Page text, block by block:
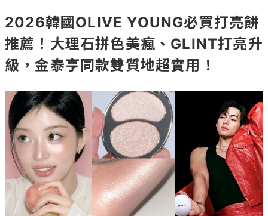
2026韓國OLIVE YOUNG必買打亮餅
推薦！大理石拼色美瘋、GLINT打亮升
級，金泰亨同款雙質地超實用！